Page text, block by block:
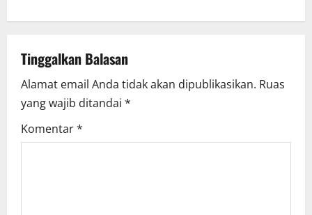
i
g
a
t
Tinggalkan Balasan
Alamat email Anda tidak akan dipublikasikan. Ruas
yang wajib ditandai *
Komentar*